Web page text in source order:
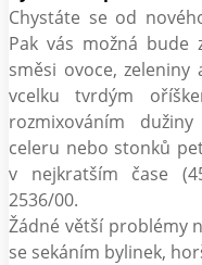
Chystáte se od
Pak vás možná bude
směsi ovoce,
vcelku tvrdým
rozmixováním
celeru nebo stonků
v nejkratším čase
2536/00.
Žádné větší problémy
se sekáním bylinek,